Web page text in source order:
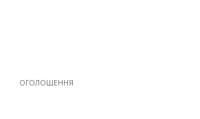
ОГОЛОШЕННЯ